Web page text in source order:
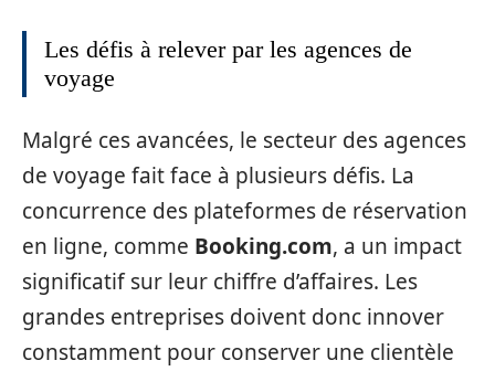
Les défis à relever par les agences de
voyage
Malgré ces avancées, le secteur des agences
de voyage fait face à plusieurs défis. La
concurrence des plateformes de réservation
en ligne, comme Booking.com, a un impact
significatif sur leur chiffre d’affaires. Les
grandes entreprises doivent donc innover
constamment pour conserver une clientèle